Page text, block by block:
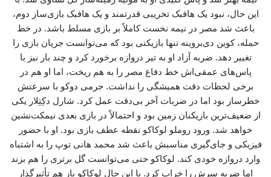
این حال، نبود یک هافبک تخریبی قدرتمند و یک هافبک بازی‌ساز دوم،
باعث شد مصر در نیمه نخست کاملاً بر بازی مسلط باشد. در خط
حمله، کوین دی‌بروینه تنها بازیکنی بود که می‌توانست جریان بازی را
تغییر دهد. ضربه آزاد او به تیر دروازه برخورد کرد و چند بار نیز با
پاس‌های عمقی‌اش خط دفاع مصر را به هم ریخت، اما او هم در
برخی لحظات دقت همیشگی را نداشت. جرمی دوکو با سرعتش
خطرساز بود اما در ضربات آخر بی‌دقت عمل کرد. شارل دکِتِلار یکی
از ضعیف‌ترین بازیکنان زمین بود و احتمالاً در بازی بعدی نیمکت‌نشین
خواهد شد. ورود روملو لوکاکو نقطه عطف بازی بود. او با حضور
فیزیکی و جای‌گیری مناسبش باعث شد محمد هانی توپ را به اشتباه
وارد دروازه خودی کند. لوکاکو حتی می‌توانست گل برتری را هم بزند
اما ضربه سرش را خراب کرد. با این حال لوکاکو باز هم تأثیرگذار